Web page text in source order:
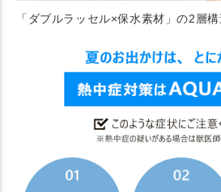
「ダブルラッセル×保水素材」の2層